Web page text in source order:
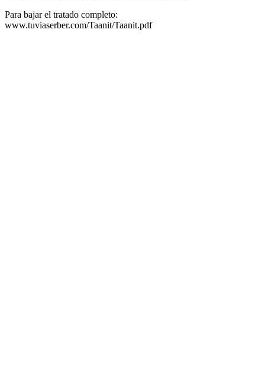
Para bajar el tratado completo:
www.tuviaserber.com/Taanit/Taanit.pdf